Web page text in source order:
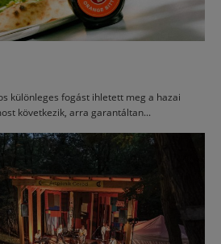
különleges fogást ihletett meg a hazai
következik, arra garantáltan...